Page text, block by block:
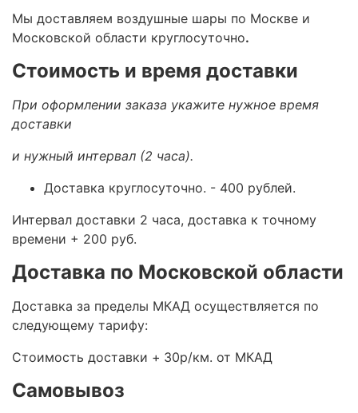
Мы доставляем воздушные шары по Москве и
Московской области круглосуточно.
Стоимость и время доставки
При оформлении заказа укажите нужное время
доставки
и нужный интервал (2 часа).
Доставка круглосуточно. - 400 рублей.
Интервал доставки 2 часа, доставка к точному
времени + 200 руб.
Доставка по Московской области
Доставка за пределы МКАД осуществляется по
следующему тарифу:
Стоимость доставки + 30р/км. от МКАД
Самовывоз